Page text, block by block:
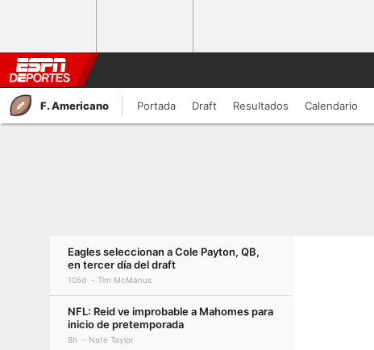
F. Americano Portada Draft Resultados Calendario
Eagles seleccionan a Cole Payton, QB,
en tercer día del draft
105d Tim McManus
NFL: Reid ve improbable a Mahomes para
inicio de pretemporada
8h Nate Taylor